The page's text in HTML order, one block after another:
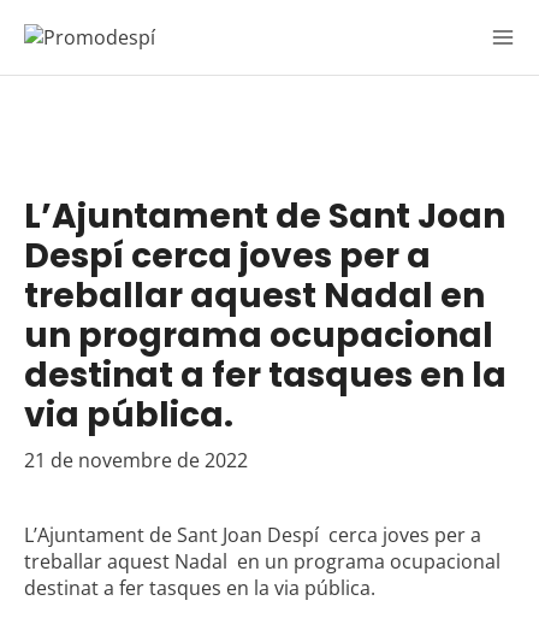
L’Ajuntament de Sant Joan
Despí cerca joves per a
treballar aquest Nadal en
un programa ocupacional
destinat a fer tasques en la
via pública.
21 de novembre de 2022
L’Ajuntament de Sant Joan Despí cerca joves per a
treballar aquest Nadal en un programa ocupacional
destinat a fer tasques en la via pública.